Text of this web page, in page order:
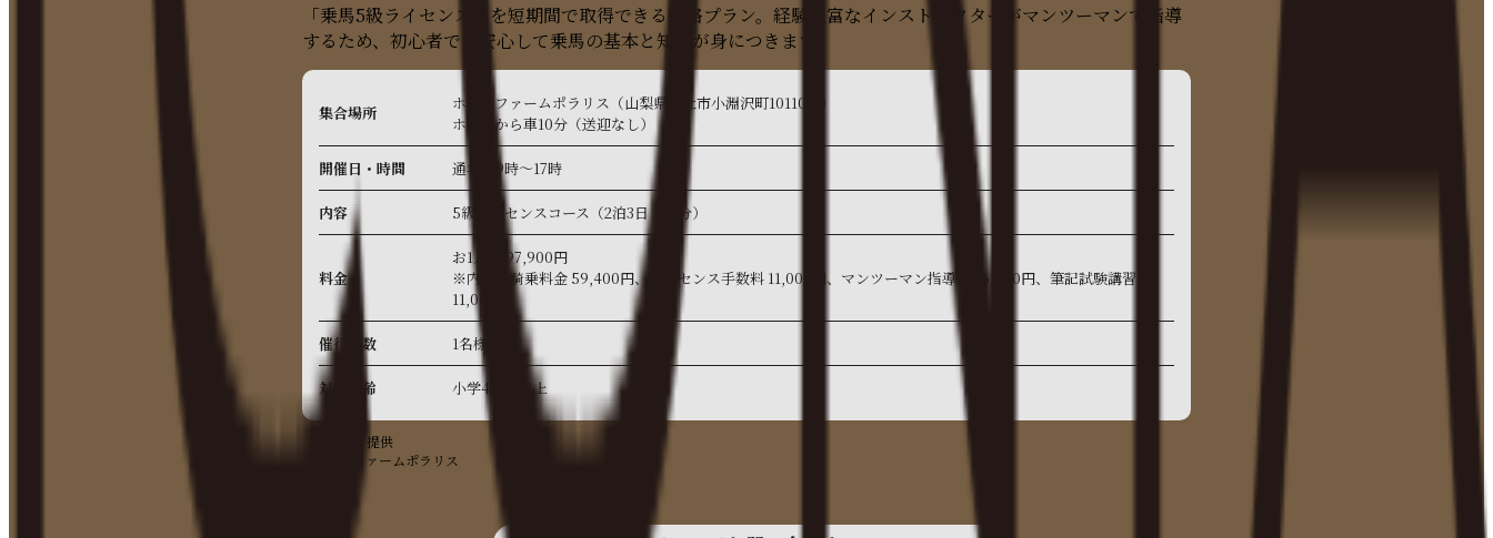
「乗馬5級ライセンス」を短期間で取得できる本格プラン。経験豊富なインストラクターがマンツーマンで指導
するため、初心者でも安心して乗馬の基本と知識が身につきます。
集合場所
ホースファームポラリス（山梨県北杜市小淵沢町10110-2）
ホテルから車10分（送迎なし）
開催日・時間 通年・9時～17時
内容 5級ライセンスコース（2泊3日 300分）
料金
お1人様 97,900円
※内訳・騎乗料金 59,400円、ライセンス手数料 11,000円、マンツーマン指導料 16,500円、筆記試験講習費
11,000円
催行人数 1名様～
対象年齢 小学4年生以上
■企画・提供
ホースファームポラリス